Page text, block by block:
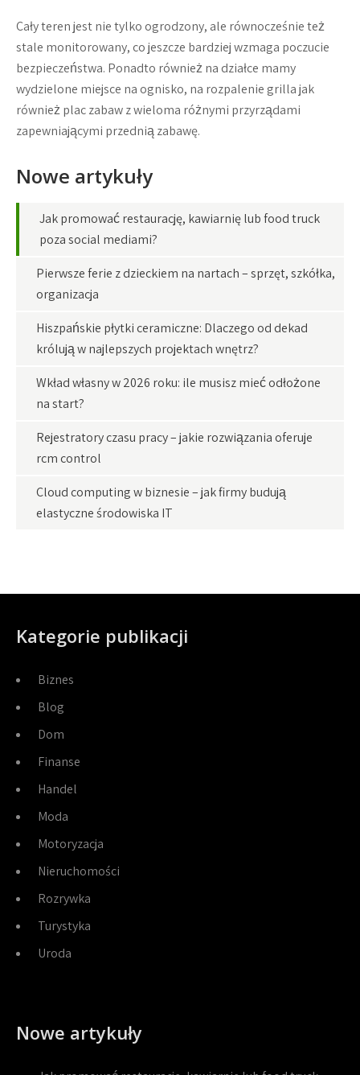
Cały teren jest nie tylko ogrodzony, ale równocześnie też
stale monitorowany, co jeszcze bardziej wzmaga poczucie
bezpieczeństwa. Ponadto również na działce mamy
wydzielone miejsce na ognisko, na rozpalenie grilla jak
również plac zabaw z wieloma różnymi przyrządami
zapewniającymi przednią zabawę.
Nowe artykuły
Jak promować restaurację, kawiarnię lub food truck
poza social mediami?
Pierwsze ferie z dzieckiem na nartach – sprzęt, szkółka,
organizacja
Hiszpańskie płytki ceramiczne: Dlaczego od dekad
królują w najlepszych projektach wnętrz?
Wkład własny w 2026 roku: ile musisz mieć odłożone
na start?
Rejestratory czasu pracy – jakie rozwiązania oferuje
rcm control
Cloud computing w biznesie – jak firmy budują
elastyczne środowiska IT
Kategorie publikacji
Biznes
Blog
Dom
Finanse
Handel
Moda
Motoryzacja
Nieruchomości
Rozrywka
Turystyka
Uroda
Nowe artykuły